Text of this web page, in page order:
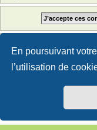
En poursuivant
l’utilisation de
Site FibromyalgieSOS